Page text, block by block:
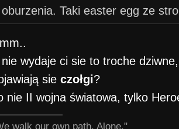
oburzenia. Taki easter egg ze
nie wydaje ci sie to troche
sieczołgi?
nie II wojna światowa, tylko
walk our own path. Alone."